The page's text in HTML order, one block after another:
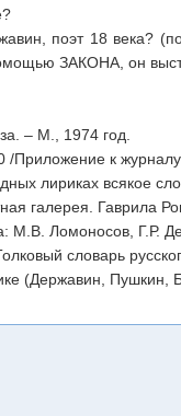
поэт 18 века?
ЗАКОНА, он
– М., 1974 год.
/Приложение к
лириках всякое
галерея. Гаврила
М.В. Ломоносов, Г.Р.
словарь
(Державин, Пушкин,